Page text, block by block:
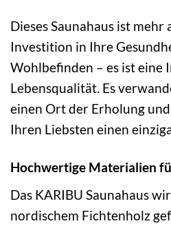
Dieses Saunahaus ist mehr
Investition in Ihre
Wohlbefinden – es ist eine
Lebensqualität. Es
einen Ort der Erholung
Ihren Liebsten einen
Hochwertige Materialien
Das KARIBU Saunahaus
nordischem Fichtenholz